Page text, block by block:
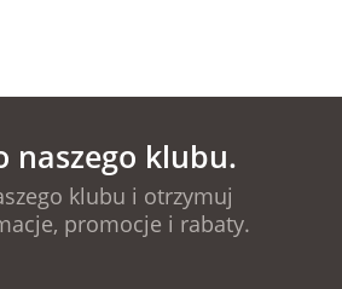
naszego klubu.
klubu i otrzymuj
promocje i rabaty.